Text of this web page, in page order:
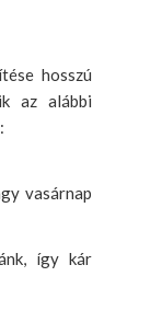
hosszú
az alábbi
vasárnap
így kár